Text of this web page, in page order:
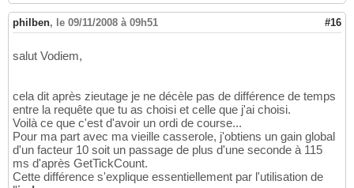
philben, le 09/11/2008 à 09h51 #16
salut Vodiem,
cela dit après zieutage je ne décèle pas de différence de temps
entre la requête que tu as choisi et celle que j'ai choisi.
Voilà ce que c'est d'avoir un ordi de course...
Pour ma part avec ma vieille casserole, j'obtiens un gain global
d'un facteur 10 soit un passage de plus d'une seconde à 115
ms d'après GetTickCount.
Cette différence s'explique essentiellement par l'utilisation de